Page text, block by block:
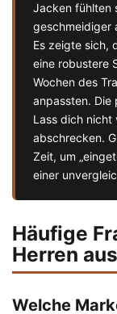
Jacken fühlten
geschmeidiger
Es zeigte sich,
eine robustere
Wochen des
anpassten. Die
Lass dich nicht
abschrecken.
Zeit, um
einer
Häufige
Herren
Welche